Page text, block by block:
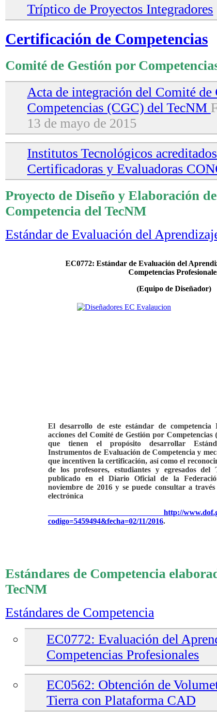
Tríptico de Proyectos Integradores
Certificación de Competencias
Comité de Gestión por
Acta de integración del Comité de
Competencias (CGC) del TecNM
13 de mayo de 2015
Institutos Tecnológicos
Certificadoras y Evaluadoras
Proyecto de Diseño y Elaboración
Competencia del TecNM
Estándar de Evaluación del
EC0772: Estándar de Evaluación del
Competencias
(Equipo de Diseñador)
El desarrollo de este estándar de
acciones del Comité de Gestión por
que tienen el propósito desarrollar
Instrumentos de Evaluación de Competencia y
que incentiven la certificación, así como el
de los profesores, estudiantes y egresados
publicado en el Diario Oficial de la
noviembre de 2016 y se puede consultar a
electrónica
http://
codigo=5459494&fecha=02/11/2016.
Estándares de Competencia
TecNM
Estándares de Competencia
EC0772: Evaluación del
Competencias Profesionales
EC0562: Obtención de
Tierra con Plataforma CAD